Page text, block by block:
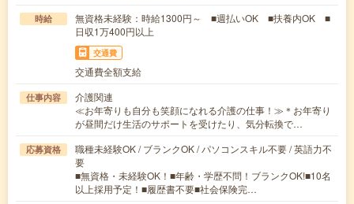
時給
無資格未経験：時給1300円～ ■週払いOK ■扶養内OK ■
日収1万400円以上
交通費
交通費全額支給
仕事内容
介護関連
≪お年寄りも自分も笑顔になれる介護の仕事！≫＊お年寄り
が昼間だけ生活のサポートを受けたり、気分転換で…
応募資格
職種未経験OK / ブランクOK / パソコンスキル不要 / 英語力不
要
■無資格・未経験OK！■年齢・学歴不問！ブランクOK!■10名
以上採用予定！■履歴書不要■社会保険完…